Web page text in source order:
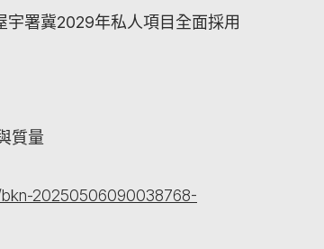
署冀2029年私人項目全面採用
質量
20250506090038768-